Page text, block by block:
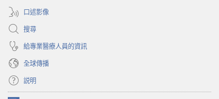
口述影像
搜尋
給專業醫療人員的資訊
全球傳播
説明